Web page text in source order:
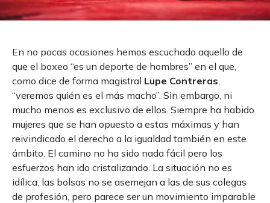
En no pocas ocasiones hemos escuchado aquello de
que el boxeo “es un deporte de hombres” en el que,
como dice de forma magistral Lupe Contreras
“veremos quién es el más macho”. Sin embargo, ni
mucho menos es exclusivo de ellos. Siempre ha habido
mujeres que se han opuesto a estas máximas y han
reivindicado el derecho a la igualdad también en este
ámbito. El camino no ha sido nada fácil pero los
esfuerzos han ido cristalizando. La situación no es
idílica, las bolsas no se asemejan a las de sus colegas
de profesión, pero parece ser un movimiento imparable